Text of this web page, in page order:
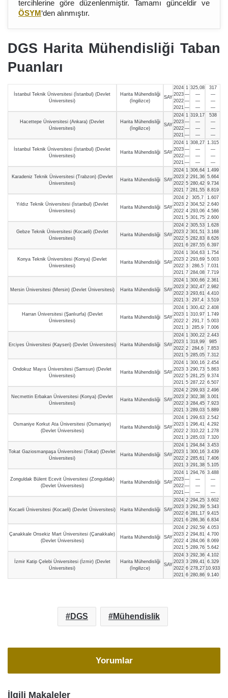
tercihlerine göre düzenlenmiştir. Tamamı günceldir ve
ÖSYM‘den alınmıştır.
DGS Harita Mühendisliği Taban
Puanları
İstanbul Teknik Üniversitesi (İstanbul) (Devlet
Üniversitesi)
Harita Mühendisliği
(İngilizce)
SAY
2024
2023
2022
2021
1
—
—
—
325,08
—
—
—
317
—
—
—
Hacettepe Üniversitesi (Ankara) (Devlet
Üniversitesi)
Harita Mühendisliği
(İngilizce)
SAY
2024
2023
2022
2021
1
—
—
—
319,17
—
—
—
538
—
—
—
İstanbul Teknik Üniversitesi (İstanbul) (Devlet
Üniversitesi)
Harita Mühendisliği SAY
2024
2023
2022
2021
1
—
—
—
308,27
—
—
—
1.315
—
—
—
Karadeniz Teknik Üniversitesi (Trabzon) (Devlet
Üniversitesi)
Harita Mühendisliği SAY
2024
2023
2022
2021
1
2
5
7
306,64
291,36
280,42
281,55
1.499
5.664
9.734
8.819
Yıldız Teknik Üniversitesi (İstanbul) (Devlet
Üniversitesi)
Harita Mühendisliği SAY
2024
2023
2022
2021
2
2
4
5
305,7
304,52
293,06
301,75
1.607
2.640
4.586
2.600
Gebze Teknik Üniversitesi (Kocaeli) (Devlet
Üniversitesi)
Harita Mühendisliği SAY
2024
2023
2022
2021
2
2
5
6
305,53
301,51
282,83
287,55
1.628
3.168
8.626
6.397
Konya Teknik Üniversitesi (Konya) (Devlet
Üniversitesi)
Harita Mühendisliği SAY
2024
2023
2022
2021
1
2
3
7
304,63
293,69
286,5
284,08
1.754
5.003
7.031
7.719
Mersin Üniversitesi (Mersin) (Devlet Üniversitesi) Harita Mühendisliği SAY
2024
2023
2022
2021
1
2
3
3
300,66
302,47
293,61
297,4
2.361
2.982
4.410
3.519
Harran Üniversitesi (Şanlıurfa) (Devlet
Üniversitesi)
Harita Mühendisliği SAY
2024
2023
2022
2021
1
1
2
3
300,42
310,97
291,7
285,9
2.408
1.749
5.003
7.006
Erciyes Üniversitesi (Kayseri) (Devlet Üniversitesi) Harita Mühendisliği SAY
2024
2023
2022
2021
1
1
2
5
300,22
318,99
284,6
285,05
2.443
985
7.853
7.312
Ondokuz Mayıs Üniversitesi (Samsun) (Devlet
Üniversitesi)
Harita Mühendisliği SAY
2024
2023
2022
2021
1
3
5
5
300,16
290,73
281,25
287,22
2.454
5.863
9.374
6.507
Necmettin Erbakan Üniversitesi (Konya) (Devlet
Üniversitesi)
Harita Mühendisliği SAY
2024
2023
2022
2021
2
2
3
3
299,93
302,38
284,45
289,03
2.496
3.001
7.923
5.889
Osmaniye Korkut Ata Üniversitesi (Osmaniye)
(Devlet Üniversitesi)
Harita Mühendisliği SAY
2024
2023
2022
2021
1
1
2
3
299,63
296,41
310,22
285,03
2.542
4.292
1.278
7.320
Tokat Gaziosmanpaşa Üniversitesi (Tokat) (Devlet
Üniversitesi)
Harita Mühendisliği SAY
2024
2023
2022
2021
1
1
2
3
294,84
300,16
285,61
291,38
3.453
3.439
7.406
5.105
Zonguldak Bülent Ecevit Üniversitesi (Zonguldak)
(Devlet Üniversitesi)
Harita Mühendisliği SAY
2024
2023
2022
2021
1
—
—
—
294,76
—
—
—
3.488
—
—
—
Kocaeli Üniversitesi (Kocaeli) (Devlet Üniversitesi) Harita Mühendisliği SAY
2024
2023
2022
2021
2
3
6
6
294,25
292,39
281,17
286,36
3.602
5.343
9.415
6.834
Çanakkale Onsekiz Mart Üniversitesi (Çanakkale)
(Devlet Üniversitesi)
Harita Mühendisliği SAY
2024
2023
2022
2021
2
2
4
5
292,59
294,81
284,06
289,76
4.053
4.700
8.069
5.642
İzmir Katip Çelebi Üniversitesi (İzmir) (Devlet
Üniversitesi)
Harita Mühendisliği
(İngilizce)
SAY
2024
2023
2022
2021
3
3
6
6
292,36
289,41
278,27
280,86
4.102
6.329
10.933
9.140
DGS Mühendislik
Yorumlar
İlgili Makaleler